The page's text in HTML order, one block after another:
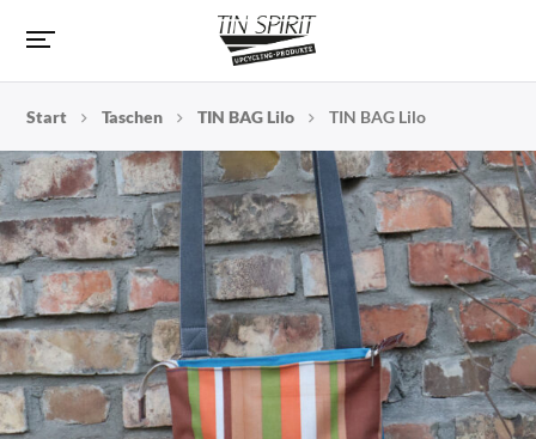
Start Taschen TIN BAG Lilo TIN BAG Lilo